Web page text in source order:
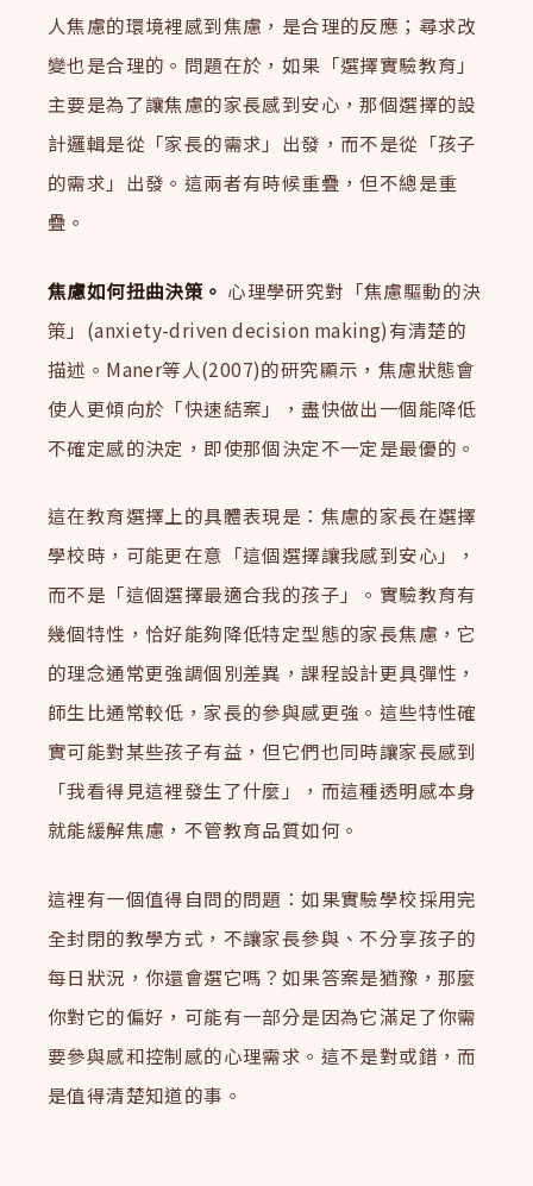
人焦慮的環境裡感到焦慮，是合理的反應；尋求改
變也是合理的。問題在於，如果「選擇實驗教育」
主要是為了讓焦慮的家長感到安心，那個選擇的設
計邏輯是從「家長的需求」出發，而不是從「孩子
的需求」出發。這兩者有時候重疊，但不總是重
疊。
焦慮如何扭曲決策。 心理學研究對「焦慮驅動的決
策」(anxiety-driven decision making)有清楚的
描述。Maner等人(2007)的研究顯示，焦慮狀態會
使人更傾向於「快速結案」，盡快做出一個能降低
不確定感的決定，即使那個決定不一定是最優的。
這在教育選擇上的具體表現是：焦慮的家長在選擇
學校時，可能更在意「這個選擇讓我感到安心」，
而不是「這個選擇最適合我的孩子」。實驗教育有
幾個特性，恰好能夠降低特定型態的家長焦慮，它
的理念通常更強調個別差異，課程設計更具彈性，
師生比通常較低，家長的參與感更強。這些特性確
實可能對某些孩子有益，但它們也同時讓家長感到
「我看得見這裡發生了什麼」，而這種透明感本身
就能緩解焦慮，不管教育品質如何。
這裡有一個值得自問的問題：如果實驗學校採用完
全封閉的教學方式，不讓家長參與、不分享孩子的
每日狀況，你還會選它嗎？如果答案是猶豫，那麼
你對它的偏好，可能有一部分是因為它滿足了你需
要參與感和控制感的心理需求。這不是對或錯，而
是值得清楚知道的事。